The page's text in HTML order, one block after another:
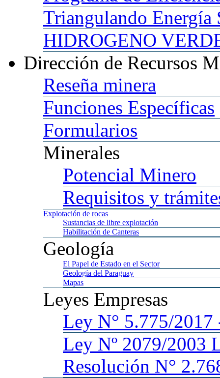
Triangulando Energía
HIDROGENO
Dirección de Recursos
Reseña minera
Funciones Específicas
Formularios
Minerales
Potencial Minero
Requisitos y
Explotación de rocas
Sustancias de libre explotación
Habilitación de Canteras
Geología
El Papel de Estado en el Sector
Geología del Paraguay
Mapas
Leyes Empresas
Ley N° 5.775/
Ley Nº 2079/2003
Resolución N°